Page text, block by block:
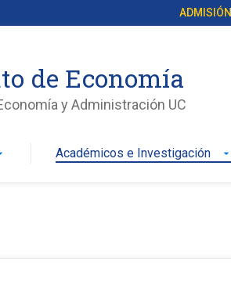
ADMISIÓN
de Economía
y Administración UC
Académicos e Investigación arrow_drop_down